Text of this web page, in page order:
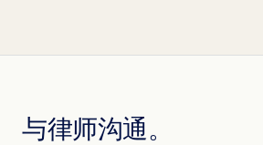
与律师沟通。